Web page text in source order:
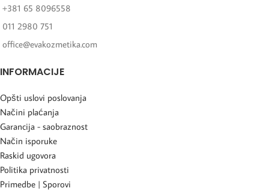
+381 65 8096558
011 2980 751
office@evakozmetika.com
INFORMACIJE
Opšti uslovi poslovanja
Načini plaćanja
Garancija - saobraznost
Način isporuke
Raskid ugovora
Politika privatnosti
Primedbe | Sporovi